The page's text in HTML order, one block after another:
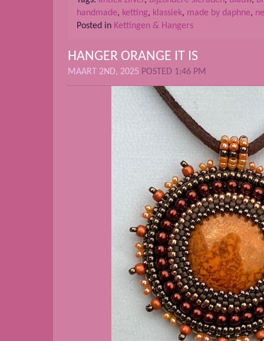
handmade, ketting, klassiek, made by daphne,
Posted in Kettingen & Hangers
HANGER ORANGE IT IS
MAART 2ND, 2025 POSTED 1:46 PM